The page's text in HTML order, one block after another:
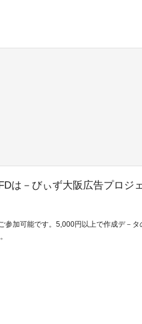
は－びぃず大阪広告プロジ
参加可能です。5,000円以上で作成デ－タ